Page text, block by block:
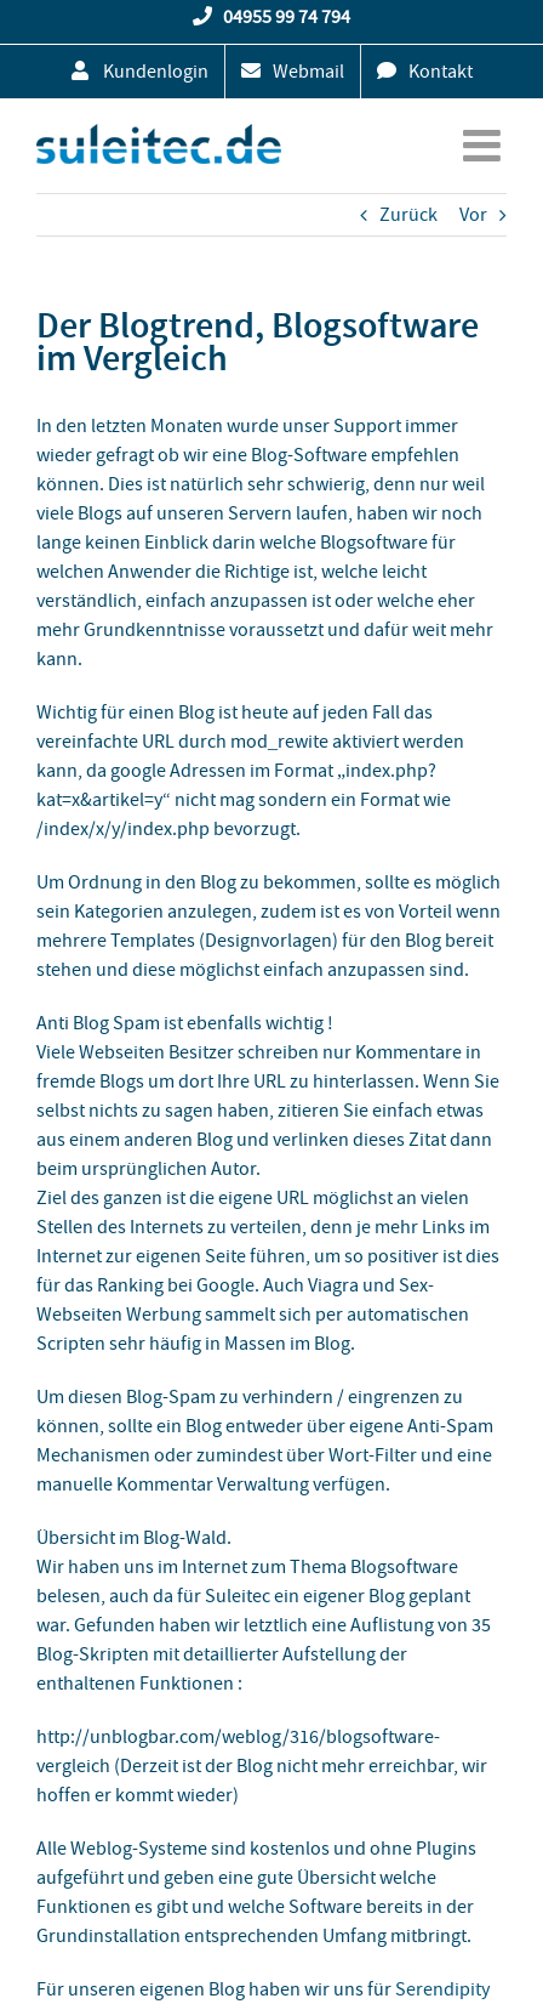
Inhalt
04955 99 74 794
Kundenlogin Webmail Kontakt
Zurück Vor
Der Blogtrend, Blogsoftware
im Vergleich
In den letzten Monaten wurde unser Support immer
wieder gefragt ob wir eine Blog-Software empfehlen
können. Dies ist natürlich sehr schwierig, denn nur weil
viele Blogs auf unseren Servern laufen, haben wir noch
lange keinen Einblick darin welche Blogsoftware für
welchen Anwender die Richtige ist, welche leicht
verständlich, einfach anzupassen ist oder welche eher
mehr Grundkenntnisse voraussetzt und dafür weit mehr
kann.
Wichtig für einen Blog ist heute auf jeden Fall das
vereinfachte URL durch mod_rewite aktiviert werden
kann, da google Adressen im Format „index.php?
kat=x&artikel=y“ nicht mag sondern ein Format wie
/index/x/y/index.php bevorzugt.
Um Ordnung in den Blog zu bekommen, sollte es möglich
sein Kategorien anzulegen, zudem ist es von Vorteil wenn
mehrere Templates (Designvorlagen) für den Blog bereit
stehen und diese möglichst einfach anzupassen sind.
Anti Blog Spam ist ebenfalls wichtig !
Viele Webseiten Besitzer schreiben nur Kommentare in
fremde Blogs um dort Ihre URL zu hinterlassen. Wenn Sie
selbst nichts zu sagen haben, zitieren Sie einfach etwas
aus einem anderen Blog und verlinken dieses Zitat dann
beim ursprünglichen Autor.
Ziel des ganzen ist die eigene URL möglichst an vielen
Stellen des Internets zu verteilen, denn je mehr Links im
Internet zur eigenen Seite führen, um so positiver ist dies
für das Ranking bei Google. Auch Viagra und Sex-
Webseiten Werbung sammelt sich per automatischen
Scripten sehr häufig in Massen im Blog.
Um diesen Blog-Spam zu verhindern / eingrenzen zu
können, sollte ein Blog entweder über eigene Anti-Spam
Mechanismen oder zumindest über Wort-Filter und eine
manuelle Kommentar Verwaltung verfügen.
Übersicht im Blog-Wald.
Wir haben uns im Internet zum Thema Blogsoftware
belesen, auch da für Suleitec ein eigener Blog geplant
war. Gefunden haben wir letztlich eine Auflistung von 35
Blog-Skripten mit detaillierter Aufstellung der
enthaltenen Funktionen :
http://unblogbar.com/weblog/316/blogsoftware-
vergleich (Derzeit ist der Blog nicht mehr erreichbar, wir
hoffen er kommt wieder)
Alle Weblog-Systeme sind kostenlos und ohne Plugins
aufgeführt und geben eine gute Übersicht welche
Funktionen es gibt und welche Software bereits in der
Grundinstallation entsprechenden Umfang mitbringt.
Für unseren eigenen Blog haben wir uns fürSerendipity